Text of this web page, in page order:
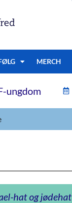
MERCH
ungdom
hat og